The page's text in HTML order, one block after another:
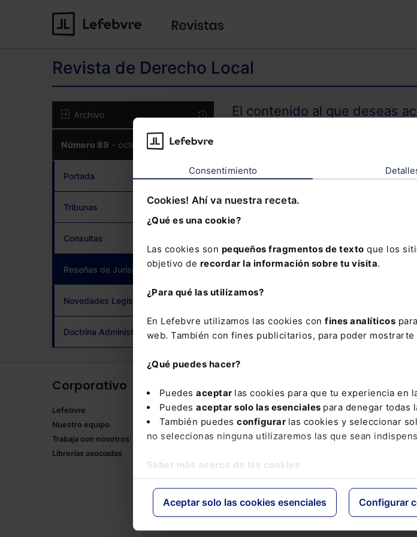
Consentimiento
Cookies! Ahí va nuestra receta.
¿Qué es una cookie?
Las cookies son pequeños fragmentos de texto que los
objetivo de recordar la información sobre tu visita.
¿Para qué las utilizamos?
En Lefebvre utilizamos las cookies con fines analíticos
web. También con fines publicitarios, para poder
¿Qué puedes hacer?
Puedes aceptar las cookies para que tu experiencia en
Puedes aceptar solo las esenciales para denegar todas
También puedes configurar las cookies y seleccionar
no seleccionas ninguna utilizaremos las que sean
Saber más acerca de las cookies
Aceptar solo las cookies esenciales Configurar
Revista de Derecho Local
Archivo
Número 89 - octubre 2020
Portada
Tribunas
Consultas
Reseñas de Jurisprudencia (current)
Novedades Legislativas
Doctrina Administrativa
El contenido al que deseas
Si todavía no te has suscrito,
adquiere tu acceso con un
Corporativo
Lefebvre
Nuestro equipo
Trabaja con nosotros
Librerías asociadas
Productos
Mementos
Formularios Jurídicos
Manuales de Derecho
Mementos Expertos
Códigos Comentados